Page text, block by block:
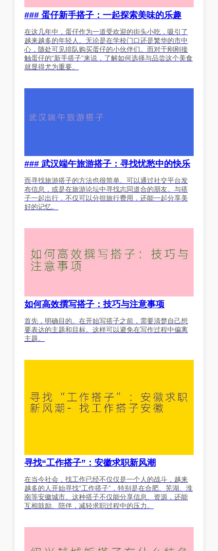
### 蛋仔新手搭子：一起探索美味的乐趣
在这几年中，蛋仔作为一道受欢迎的街头小吃，吸引了
越来越多的年轻人。无论是在学校门口还是繁华的市中
心，随处可见排队购买蛋仔的小伙伴们。而对于刚刚接
触蛋仔的“新手搭子”来说，了解如何选择与品尝这个美食
就显得尤为重要。
### 武汉端午旅游搭子：寻找忧愁中的快乐
而寻找旅游搭子的方法也很简单。可以通过社交平台发
布信息，或是在旅游论坛中寻找志同道合的朋友。与搭
子一起出行，不仅可以分担旅行费用，还能一起分享美
好的记忆。
如何高效撰写搭子：技巧与注意事项
首先，明确目的。在开始写搭子之前，需要清楚自己想
要表达的主题和目标。这样可以避免在写作过程中偏离
主题。
寻找“工作搭子”：安徽求职新风潮
在当今社会，找工作已经不仅仅是一个人的战斗，越来
越多的人开始寻找“工作搭子”，特别是在合肥、芜湖、淮
南等安徽城市。这种搭子不仅能分享信息、资源，还能
互相鼓励、陪伴，减轻求职过程中的压力。